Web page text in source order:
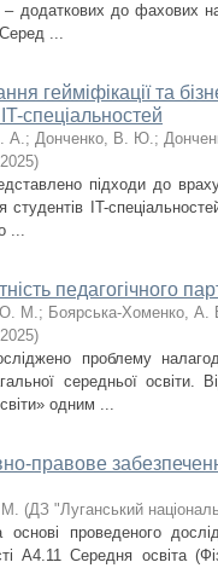
додаткових до фахових
Серед ...
гейміфікації та
спеціальностей
А.; Донченко, В. Ю.;
2025)
підходи до
студентів IT-
...
педагогічного
О. М.; Боярська-Хоменко, А.
2025)
проблему
середньої освіти.
одним ...
правове
М. (ДЗ "Луганський
основі проведеного
A4.11 Середня освіта